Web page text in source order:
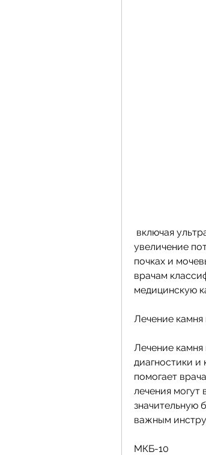
увеличение
почках и
врачам
медицинскую
Лечение камня
Лечение камня
диагностики
помогает
лечения могут
значительную
важным
МКБ-10